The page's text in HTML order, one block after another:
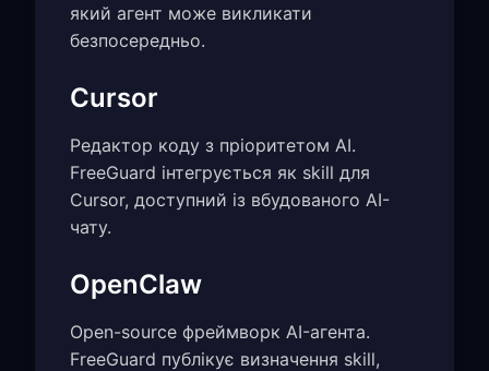
який агент може викликати
безпосередньо.
Cursor
Редактор коду з пріоритетом AI.
FreeGuard інтегрується як skill для
Cursor, доступний із вбудованого AI-
чату.
OpenClaw
Open-source фреймворк AI-агента.
FreeGuard публікує визначення skill,